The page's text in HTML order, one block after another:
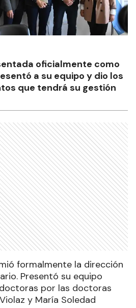
oficialmente como
a su equipo y dio los
que tendrá su gestión
formalmente la dirección
Presentó su equipo
por las doctoras
y María Soledad